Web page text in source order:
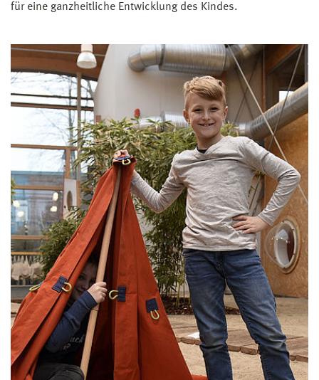
für eine ganzheitliche Entwicklung des Kindes.